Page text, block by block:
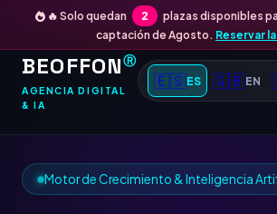
🔥 Solo quedan 2
plazas disponibles
captación de Agosto. Reservar
BEOFFONⓇ
AGENCIA DIGITAL
& IA
🇪🇸ES 🇬🇧EN
Motor de Crecimiento & Inteligencia